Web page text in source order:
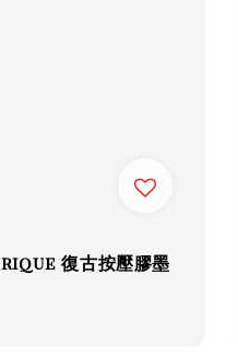
復古按壓膠墨